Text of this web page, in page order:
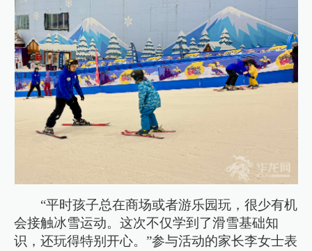
“平时孩子总在商场或者游乐园玩，很少有机
会接触冰雪运动。这次不仅学到了滑雪基础知
识，还玩得特别开心。”参与活动的家长李女士表